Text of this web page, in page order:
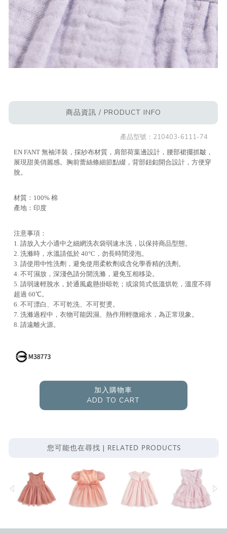
商品資訊 / PRODUCT INFO
產品型號： 210403-6111-74
EN FANT 無袖洋裝，採紗布材質，肩部荷葉邊設計，腰部裙擺抓皺，
展現甜美俏麗感。胸前蕾絲條細節點綴，背部鈕釦開合設計，方便穿
脫。
材質：100% 棉
產地：印度
注意事項：
1. 請放入大小適中之細網洗衣袋弱速水洗，以保持商品型態。
2. 洗滌時，水溫請低於 40°C，勿長時間浸泡。
3. 請使用中性洗劑，避免使用柔軟劑或含化學香精的洗劑。
4. 不可濕放，深淺色請分開洗滌，避免互相移染。
5. 請弱速輕脫水，於通風處懸掛晾乾；或滾筒式低溫烘乾，溫度不得
超過 60℃。
6. 不可漂白、不可乾洗、不可熨燙。
7. 洗滌過程中，衣物可能因濕、熱作用輕微縮水，為正常現象。
8. 請遠離火源。
加入購物車
ADD TO CART
您可能也在尋找 | RELATED PRODUCTS